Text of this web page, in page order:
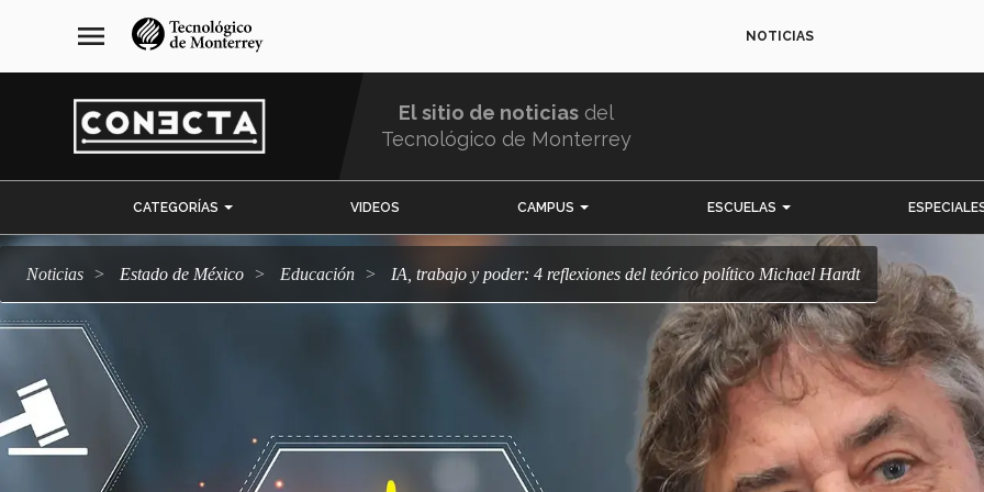
navegación
principal
menu NOTICIAS
El sitio de noticias del
Tecnológico de Monterrey
CATEGORÍAS VIDEOS CAMPUS ESCUELAS
Noticias Estado de México Educación IA, trabajo y poder: 4 reflexiones del teórico político Michael Hardt